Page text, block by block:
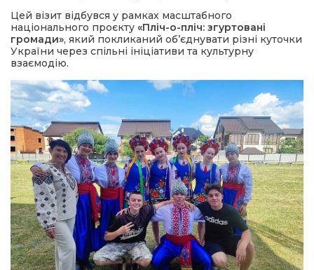
Цей візит відбувся у рамках масштабного
національного проєкту «Пліч-о-пліч: згуртовані
громади», який покликаний об’єднувати різні куточки
України через спільні ініціативи та культурну
взаємодію.